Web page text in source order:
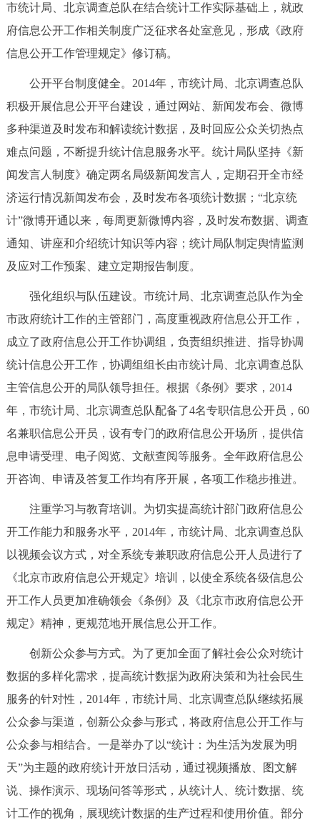
한국어 日本語
ESPAÑOL العربية PORTUGUÊS
ITALIANO
回到顶部
市统计局、北京调查总队在结合统计工作实际基础上，就政
府信息公开工作相关制度广泛征求各处室意见，形成《政府
信息公开工作管理规定》修订稿。
公开平台制度健全。2014年，市统计局、北京调查总队
积极开展信息公开平台建设，通过网站、新闻发布会、微博
多种渠道及时发布和解读统计数据，及时回应公众关切热点
难点问题，不断提升统计信息服务水平。统计局队坚持《新
闻发言人制度》确定两名局级新闻发言人，定期召开全市经
济运行情况新闻发布会，及时发布各项统计数据；“北京统
计”微博开通以来，每周更新微博内容，及时发布数据、调查
通知、讲座和介绍统计知识等内容；统计局队制定舆情监测
及应对工作预案、建立定期报告制度。
强化组织与队伍建设。市统计局、北京调查总队作为全
市政府统计工作的主管部门，高度重视政府信息公开工作，
成立了政府信息公开工作协调组，负责组织推进、指导协调
统计信息公开工作，协调组组长由市统计局、北京调查总队
主管信息公开的局队领导担任。根据《条例》要求，2014
年，市统计局、北京调查总队配备了4名专职信息公开员，60
名兼职信息公开员，设有专门的政府信息公开场所，提供信
息申请受理、电子阅览、文献查阅等服务。全年政府信息公
开咨询、申请及答复工作均有序开展，各项工作稳步推进。
注重学习与教育培训。为切实提高统计部门政府信息公
开工作能力和服务水平，2014年，市统计局、北京调查总队
以视频会议方式，对全系统专兼职政府信息公开人员进行了
《北京市政府信息公开规定》培训，以使全系统各级信息公
开工作人员更加准确领会《条例》及《北京市政府信息公开
规定》精神，更规范地开展信息公开工作。
创新公众参与方式。为了更加全面了解社会公众对统计
数据的多样化需求，提高统计数据为政府决策和为社会民生
服务的针对性，2014年，市统计局、北京调查总队继续拓展
公众参与渠道，创新公众参与形式，将政府信息公开工作与
公众参与相结合。一是举办了以“统计：为生活为发展为明
天”为主题的政府统计开放日活动，通过视频播放、图文解
说、操作演示、现场问答等形式，从统计人、统计数据、统
计工作的视角，展现统计数据的生产过程和使用价值。部分